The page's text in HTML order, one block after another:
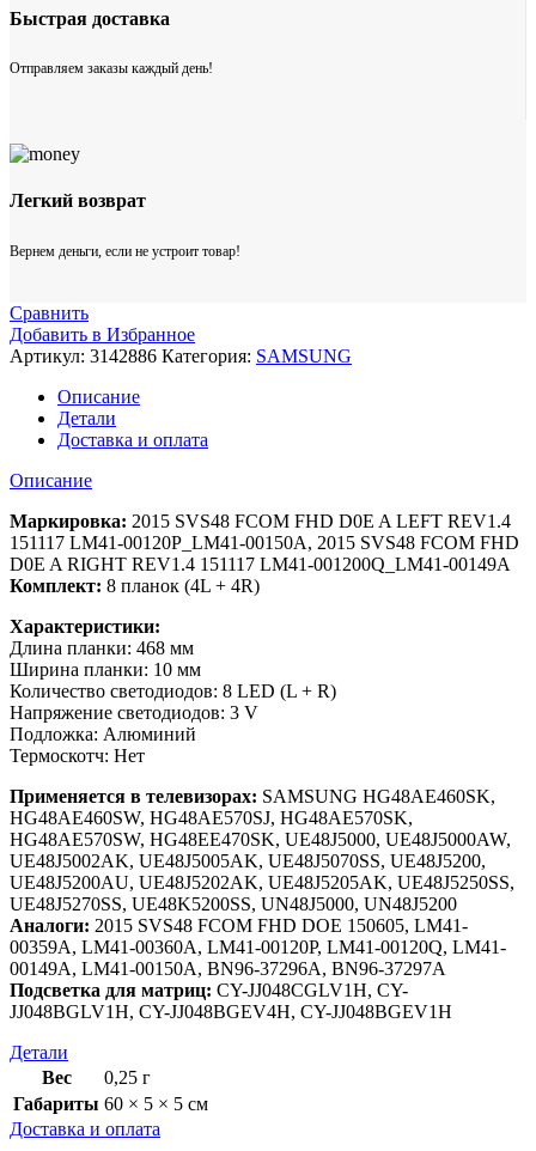
Быстрая доставка
Отправляем заказы каждый день!
Легкий возврат
Вернем деньги, если не устроит товар!
Сравнить
Добавить в Избранное
Артикул: 3142886 Категория: SAMSUNG
Описание
Детали
Доставка и оплата
Описание
Маркировка: 2015 SVS48 FCOM FHD D0E A LEFT REV1.4
151117 LM41-00120P_LM41-00150A, 2015 SVS48 FCOM FHD
D0E A RIGHT REV1.4 151117 LM41-001200Q_LM41-00149A
Комплект: 8 планок (4L + 4R)
Характеристики:
Длина планки: 468 мм
Ширина планки: 10 мм
Количество светодиодов: 8 LED (L + R)
Напряжение светодиодов: 3 V
Подложка: Алюминий
Термоскотч: Нет
Применяется в телевизорах: SAMSUNG HG48AE460SK,
HG48AE460SW, HG48AE570SJ, HG48AE570SK,
HG48AE570SW, HG48EE470SK, UE48J5000, UE48J5000AW,
UE48J5002AK, UE48J5005AK, UE48J5070SS, UE48J5200,
UE48J5200AU, UE48J5202AK, UE48J5205AK, UE48J5250SS,
UE48J5270SS, UE48K5200SS, UN48J5000, UN48J5200
Аналоги: 2015 SVS48 FCOM FHD DOE 150605, LM41-
00359A, LM41-00360A, LM41-00120P, LM41-00120Q, LM41-
00149A, LM41-00150A, BN96-37296A, BN96-37297A
Подсветка для матриц: CY-JJ048CGLV1H, CY-
JJ048BGLV1H, CY-JJ048BGEV4H, CY-JJ048BGEV1H
Детали
Вес
0,25 г
Габариты 60 × 5 × 5 см
Доставка и оплата